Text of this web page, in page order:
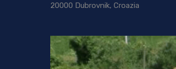
20000 Dubrovnik, Croazia